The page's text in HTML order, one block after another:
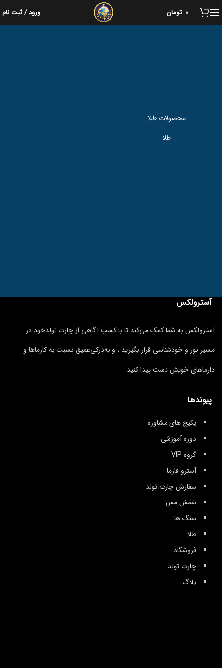
0 تومان ورود / ثبت نام
محصولات طلا
طلا
آسترولکس
آسترولکس به شما کمک می‌کند تا با کسب آگاهی از چارت تولدخود در
مسیر نور و خودشناسی قرار بگیرید ، و به‌درکی‌عمیق نسبت به کارماها و
دارماهای خویش دست پیدا کنید
پیوندها
پکیج های مشاوره
دوره آموزشی
گروه VIP
آسترو فارما
سفارش چارت تولد
شمش مس
سنگ ها
طلا
فروشگاه
چارت تولد
بلاگ